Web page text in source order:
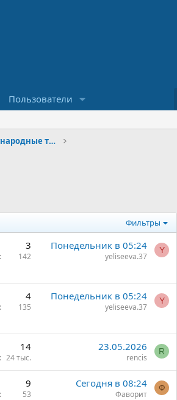
Пользователи
Прогнозы на футбол. Международные турниры
Фильтры
3
142
Понедельник в 05:24
yeliseeva.37
Y
4
135
Понедельник в 05:24
yeliseeva.37
Y
14
24 тыс.
23.05.2026
rencis
R
9
53
Сегодня в 08:24
Фаворит
Ф